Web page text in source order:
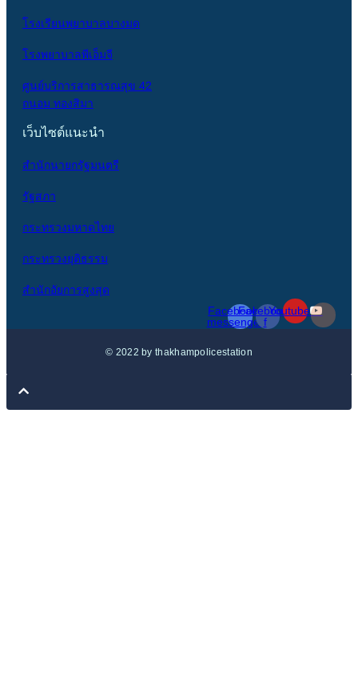
โรงเรียนพยาบาลบางมด
โรงพยาบาลพีเอ็มจี
ศูนย์บริการสาธารณสุข 42
ถนอม ทองสิมา
เว็บไซต์แนะนำ
สำนักนายกรัฐมนตรี
รัฐสภา
กระทรวงมหาดไทย
กระทรวงยุติธรรม
สำนักอัยการสูงสุด
Facebook-
messenger
Facebook-
f
Youtube
© 2022 by thakhampolicestation